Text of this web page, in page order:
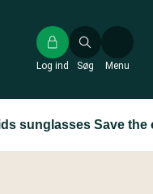
Søg
Log ind Menu
sunglasses Save the